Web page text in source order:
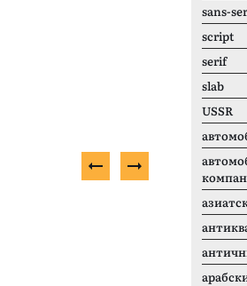
Платный
sans-
script
serif
slab
USSR